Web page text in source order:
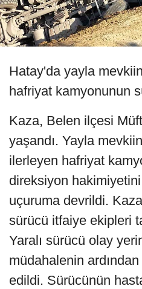
Hatay'da yayla
hafriyat kamyonunun
Kaza, Belen ilçesi
yaşandı. Yayla
ilerleyen hafriyat
direksiyon
uçuruma devrildi.
sürücü itfaiye ekipleri
Yaralı sürücü olay
müdahalenin
edildi. Sürücünün